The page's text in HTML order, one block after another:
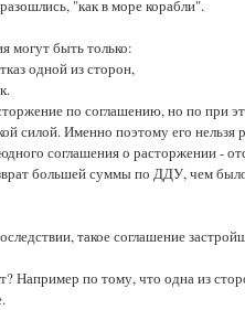
"как в море корабли".
могут быть только:
одной из сторон,
по соглашению, но по при
силой. Именно поэтому его нельзя
соглашения о расторжении -
большей суммы по ДДУ, чем
такое соглашение
Например по тому, что одна из